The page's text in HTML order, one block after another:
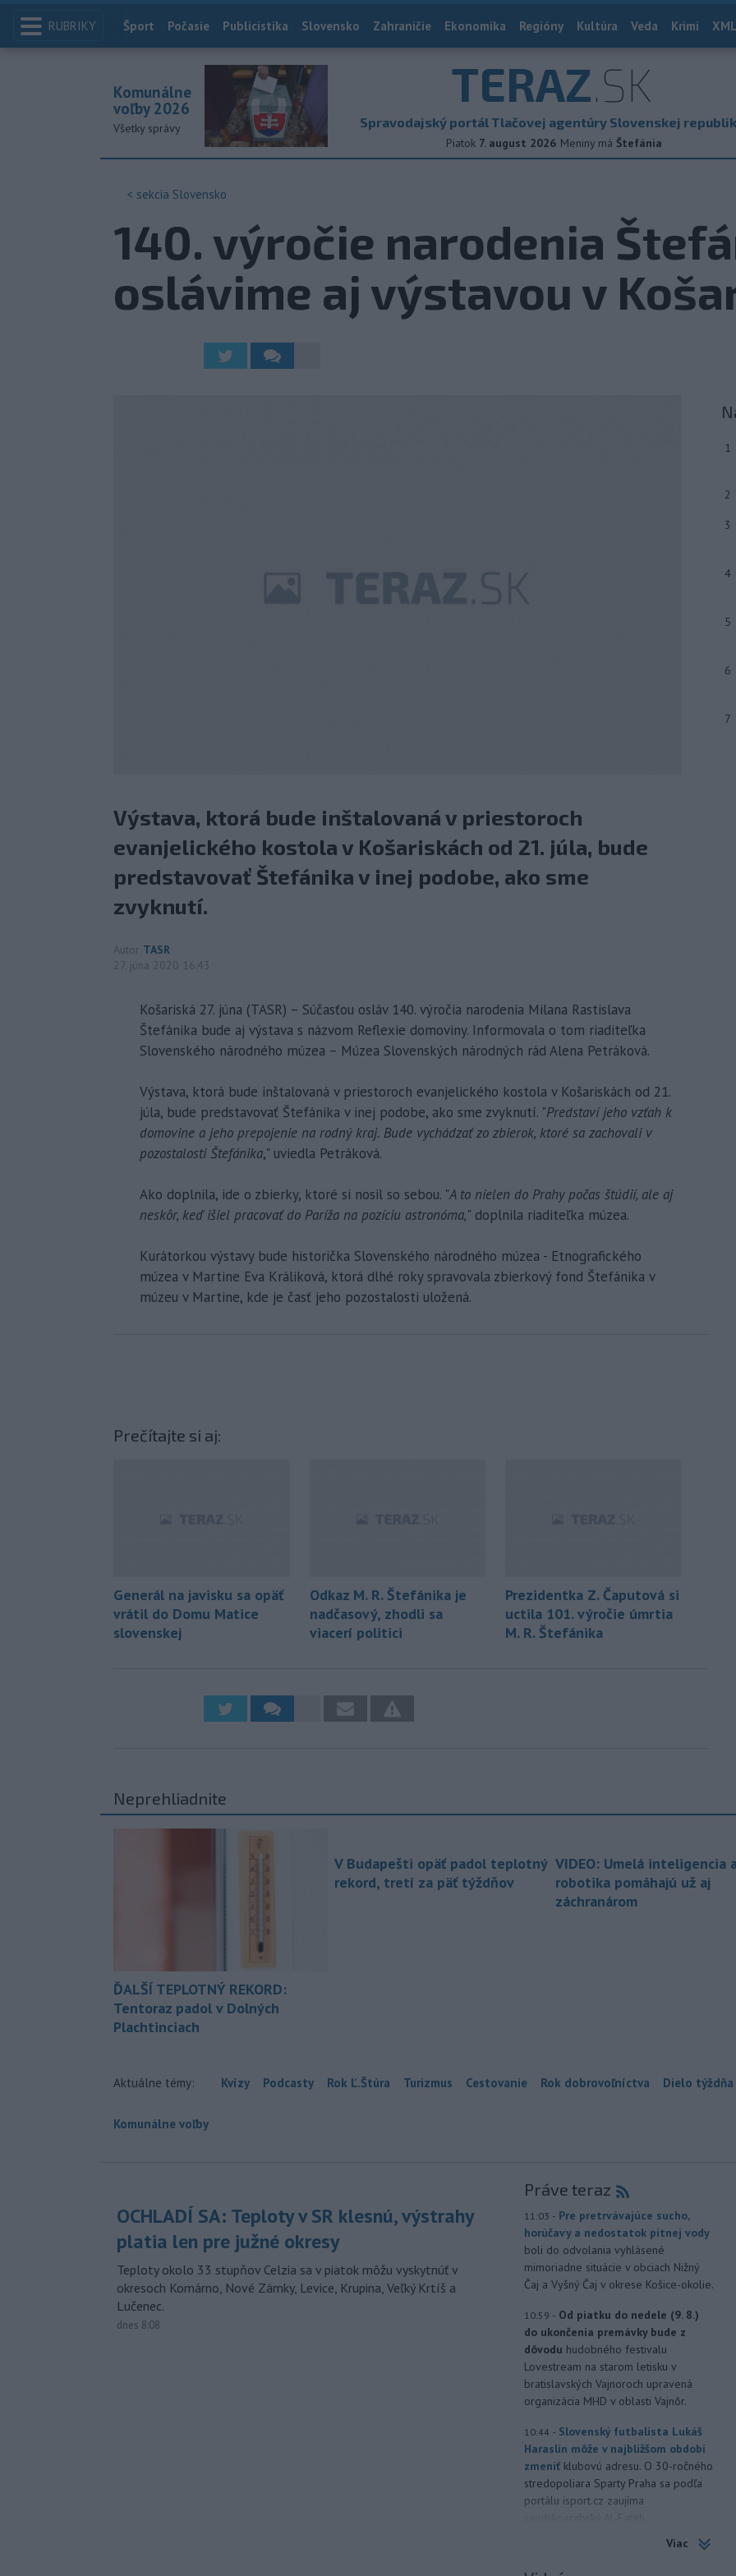
RUBRIKY Index
Šport Počasie Publicistika Slovensko Zahraničie Ekonomika Regióny Kultúra Veda Krimi
TERAZ.SK
Spravodajský portál Tlačovej agentúry Slovenskej
Piatok 7. august 2026 Meniny má Štefánia
Komunálne
voľby 2026
Všetky správy
< sekcia Slovensko
140. výročie narodenia
oslávime aj výstavou v
Výstava, ktorá bude inštalovaná v priestoroch
evanjelického kostola v Košariskách od 21. júla, bude
predstavovať Štefánika v inej podobe, ako sme
zvyknutí.
Autor TASR
27. júna 2020 16:43
Košariská 27. júna (TASR) – Súčasťou osláv 140. výročia narodenia Milana Rastislava
Štefánika bude aj výstava s názvom Reflexie domoviny. Informovala o tom riaditeľka
Slovenského národného múzea – Múzea Slovenských národných rád Alena Petráková.
Výstava, ktorá bude inštalovaná v priestoroch evanjelického kostola v Košariskách od 21.
júla, bude predstavovať Štefánika v inej podobe, ako sme zvyknutí. "Predstaví jeho vzťah k
domovine a jeho prepojenie na rodný kraj. Bude vychádzať zo zbierok, ktoré sa zachovali v
pozostalosti Štefánika," uviedla Petráková.
Ako doplnila, ide o zbierky, ktoré si nosil so sebou. "A to nielen do Prahy počas štúdií, ale aj
neskôr, keď išiel pracovať do Paríža na pozíciu astronóma," doplnila riaditeľka múzea.
Kurátorkou výstavy bude historička Slovenského národného múzea - Etnografického
múzea v Martine Eva Králiková, ktorá dlhé roky spravovala zbierkový fond Štefánika v
múzeu v Martine, kde je časť jeho pozostalosti uložená.
Prečítajte si aj:
Generál na javisku sa opäť
vrátil do Domu Matice
slovenskej
Odkaz M. R. Štefánika je
nadčasový, zhodli sa
viacerí politici
Prezidentka Z. Čaputová si
uctila 101. výročie úmrtia
M. R. Štefánika
1
2
3
4
5
6
7
Neprehliadnite
ĎALŠÍ TEPLOTNÝ REKORD:
Tentoraz padol v Dolných
Plachtinciach
V Budapešti opäť padol teplotný
rekord, tretí za päť týždňov
VIDEO: Umelá inteligencia
robotika pomáhajú už aj
záchranárom
Aktuálne témy: Kvízy Podcasty Rok Ľ.Štúra Turizmus Cestovanie Rok dobrovoľníctva Dielo týždňa
Komunálne voľby
OCHLADÍ SA: Teploty v SR klesnú, výstrahy
platia len pre južné okresy
Teploty okolo 33 stupňov Celzia sa v piatok môžu vyskytnúť v
okresoch Komárno, Nové Zámky, Levice, Krupina, Veľký Krtíš a
Lučenec.
dnes 8:08
Práve teraz
11:03 - Pre pretrvávajúce sucho,
horúčavy a nedostatok pitnej vody
boli do odvolania vyhlásené
mimoriadne situácie v obciach Nižný
Čaj a Vyšný Čaj v okrese Košice-okolie.
10:59 - Od piatku do nedele (9. 8.)
do ukončenia premávky bude z
dôvodu hudobného festivalu
Lovestream na starom letisku v
bratislavských Vajnoroch upravená
organizácia MHD v oblasti Vajnôr.
10:44 - Slovenský futbalista Lukáš
Haraslín môže v najbližšom období
zmeniť klubovú adresu. O 30-ročného
stredopoliara Sparty Praha sa podľa
portálu isport.cz zaujíma
Vo veku 94 rokov zomrela 29.
Viac